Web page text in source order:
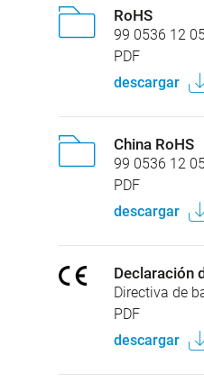
RoHS
99 0536 12
PDF
descargar
China RoHS
99 0536 12
PDF
descargar
Declaración
Directiva de
PDF
descargar